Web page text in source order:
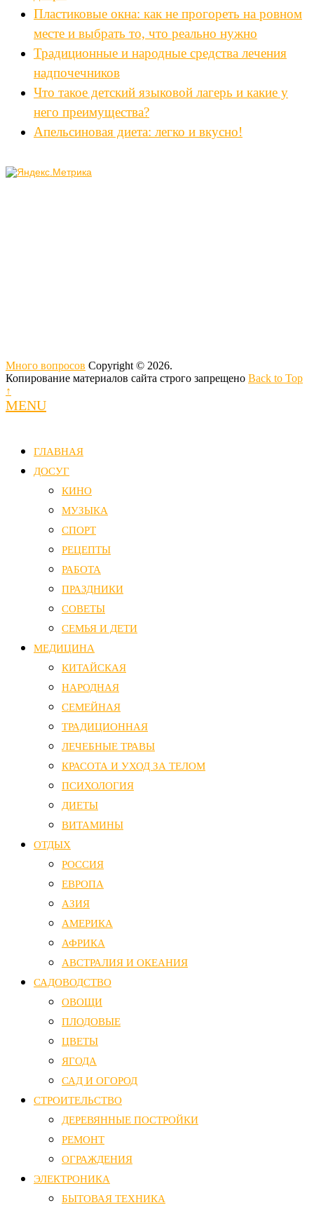
Пластиковые окна: как не прогореть на ровном
месте и выбрать то, что реально нужно
Традиционные и народные средства лечения
надпочечников
Что такое детский языковой лагерь и какие у
него преимущества?
Апельсиновая диета: легко и вкусно!
Много вопросов Copyright © 2026.
Копирование материалов сайта строго запрещено Back to Top
↑
MENU
ГЛАВНАЯ
ДОСУГ
КИНО
МУЗЫКА
СПОРТ
РЕЦЕПТЫ
РАБОТА
ПРАЗДНИКИ
СОВЕТЫ
СЕМЬЯ И ДЕТИ
МЕДИЦИНА
КИТАЙСКАЯ
НАРОДНАЯ
СЕМЕЙНАЯ
ТРАДИЦИОННАЯ
ЛЕЧЕБНЫЕ ТРАВЫ
КРАСОТА И УХОД ЗА ТЕЛОМ
ПСИХОЛОГИЯ
ДИЕТЫ
ВИТАМИНЫ
ОТДЫХ
РОССИЯ
ЕВРОПА
АЗИЯ
АМЕРИКА
АФРИКА
АВСТРАЛИЯ И ОКЕАНИЯ
САДОВОДСТВО
ОВОЩИ
ПЛОДОВЫЕ
ЦВЕТЫ
ЯГОДА
САД И ОГОРОД
СТРОИТЕЛЬСТВО
ДЕРЕВЯННЫЕ ПОСТРОЙКИ
РЕМОНТ
ОГРАЖДЕНИЯ
ЭЛЕКТРОНИКА
БЫТОВАЯ ТЕХНИКА